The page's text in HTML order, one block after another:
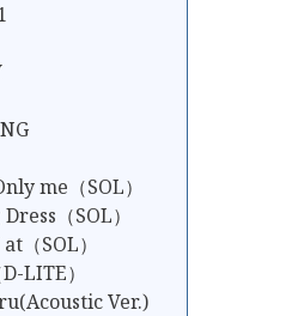
me（SOL）
（SOL）
（SOL）
LITE）
Ver.)